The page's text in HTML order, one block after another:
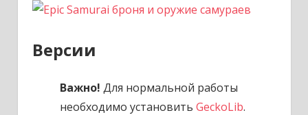
Версии
Важно! Для нормальной работы
необходимо установить GeckoLib.